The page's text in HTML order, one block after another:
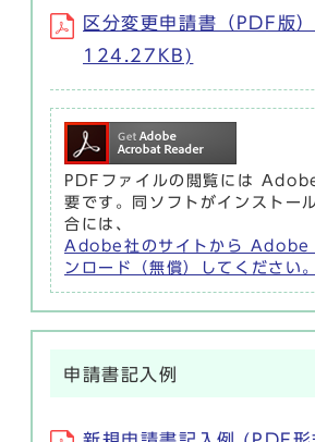
区分変更申請書（PDF版
124.27KB)
PDFファイルの閲覧には
要です。同ソフトがインストー
合には、
Adobe社のサイトから
ンロード（無償）してください。
申請書記入例